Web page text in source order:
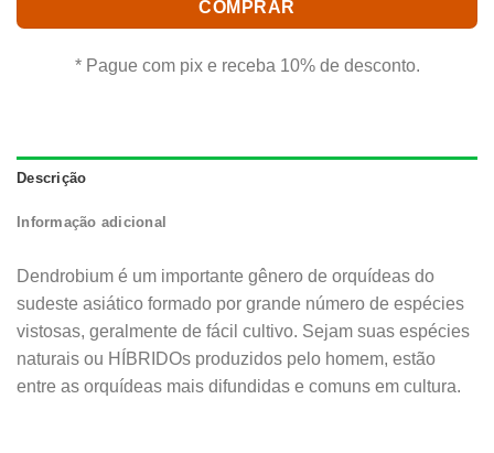
COMPRAR
* Pague com pix e receba 10% de desconto.
Descrição
Informação adicional
Dendrobium é um importante gênero de orquídeas do
sudeste asiático formado por grande número de espécies
vistosas, geralmente de fácil cultivo. Sejam suas espécies
naturais ou HÍBRIDOs produzidos pelo homem, estão
entre as orquídeas mais difundidas e comuns em cultura.